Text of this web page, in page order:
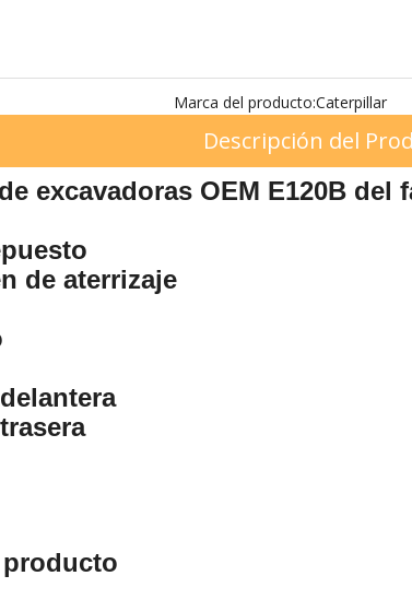
Marca del producto:Caterpillar
Descripción del
excavadoras OEM E120B del
de aterrizaje